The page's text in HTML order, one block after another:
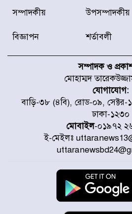
হারিয়ে
ফিরিয়ে
স্মৃতি জাদুঘর
রাজধানীর
অফিসের
সদস্যকে
করেছে র‌্যাব-১
হরমুজ প্রণালি
চূড়ান্ত পর্যায়ে
প্রত্যেক
হবে, সে যত
সম্পাদকীয় উপসম্পাদকীয়
বিজ্ঞাপন শর্তাবলী
সম্পাদক ও
মোহাম্মদ
যোগাযোগ:
বাড়ি-৩৮ (৪বি), রোড-০৯, সেক্টর-
ঢাকা-১২৩০
মোবাইল-০১৯৭২
ই-মেইলঃ